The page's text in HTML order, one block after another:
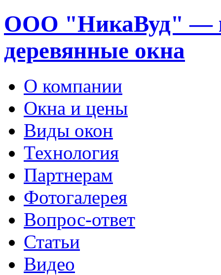
ООО "НикаВуд" —
деревянные окна
О компании
Окна и цены
Виды окон
Технология
Партнерам
Фотогалерея
Вопрос-ответ
Статьи
Видео